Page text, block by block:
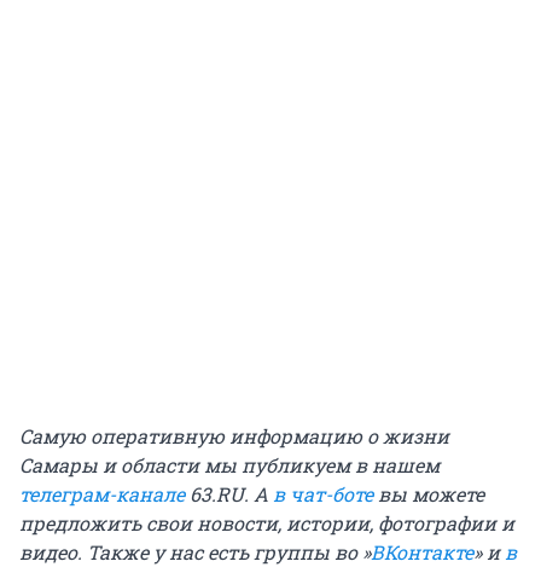
Самую оперативную информацию о жизни
Самары и области мы публикуем в нашем
телеграм-канале63.RU. Ав чат-ботевы можете
предложить свои новости, истории, фотографии и
видео. Также у нас есть группы во »ВКонтакте» ив